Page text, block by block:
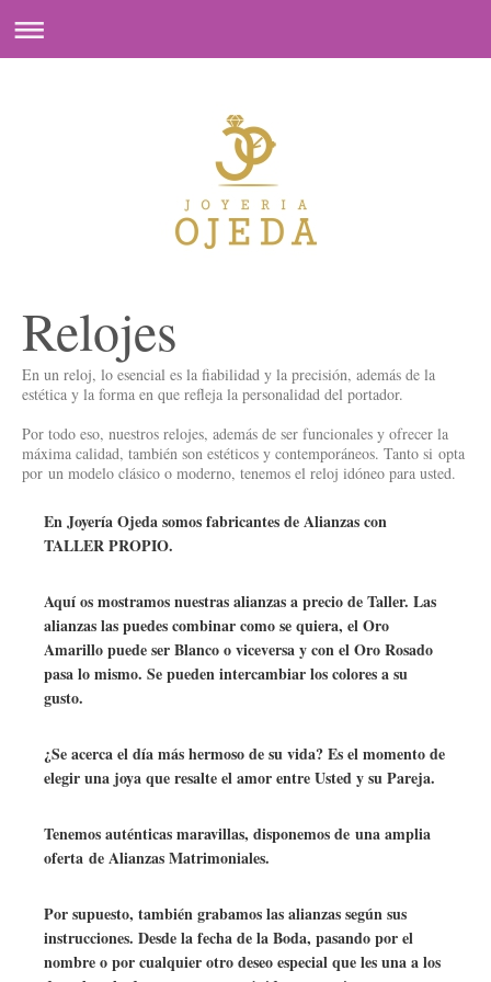
Relojes
En un reloj, lo esencial es la fiabilidad y la precisión, además de la
estética y la forma en que refleja la personalidad del portador.
Por todo eso, nuestros relojes, además de ser funcionales y ofrecer la
máxima calidad, también son estéticos y contemporáneos. Tanto si opta
por un modelo clásico o moderno, tenemos el reloj idóneo para usted.
En Joyería Ojeda somos fabricantes de Alianzas con
TALLER PROPIO.
Aquí os mostramos nuestras alianzas a precio de Taller. Las
alianzas las puedes combinar como se quiera, el Oro
Amarillo puede ser Blanco o viceversa y con el Oro Rosado
pasa lo mismo. Se pueden intercambiar los colores a su
gusto.
¿Se acerca el día más hermoso de su vida? Es el momento de
elegir una joya que resalte el amor entre Usted y su Pareja.
Tenemos auténticas maravillas, disponemos de una amplia
oferta de Alianzas Matrimoniales.
Por supuesto, también grabamos las alianzas según sus
instrucciones. Desde la fecha de la Boda, pasando por el
nombre o por cualquier otro deseo especial que les una a los